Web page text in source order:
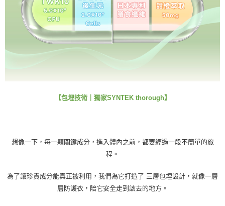
【包埋技術｜獨家SYNTEK thorough】
想像一下，每一顆關鍵成分，進入體內之前，都要經過一段不簡單的旅
程。
為了讓珍貴成分能真正被利用，我們為它打造了 三層包埋設計，就像一層
層防護衣，陪它安全走到該去的地方。